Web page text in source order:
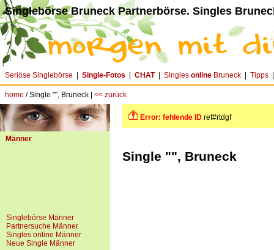
Singlebörse Bruneck Partnerbörse. Singles
Seriöse Singlebörse Single-Fotos CHAT| Singles online Bruneck Tipps
home / Single "", Bruneck | << zurück
Männer
Singlebörse Männer
Partnersuche Männer
Singles online Männer
Neue Single Männer
Error: fehlende ID ref#rtdgf
Single "", Bruneck